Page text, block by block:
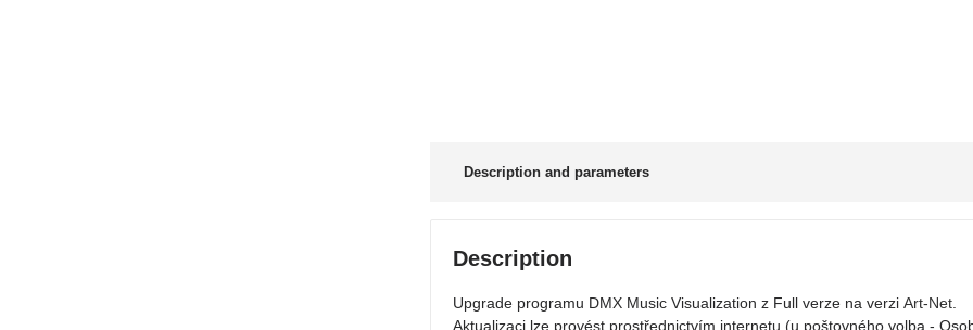
Description and parameters
Description
Upgrade programu DMX Music Visualization z Full verze na verzi Art-Net
Aktualizaci lze provést prostřednictvím internetu (u poštovného volba -